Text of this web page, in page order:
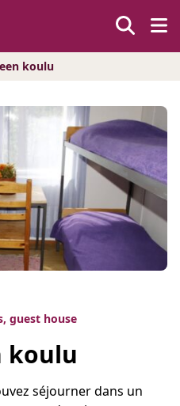
koulu
guest house
koulu
séjourner dans un